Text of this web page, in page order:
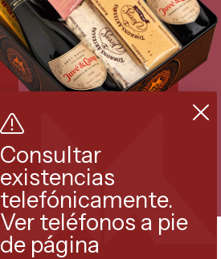
Consultar
existencias
telefónicamente.
Ver teléfonos a pie
de página